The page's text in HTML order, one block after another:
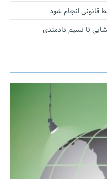
قانونی انجام شود
تا نسیم دادمندی